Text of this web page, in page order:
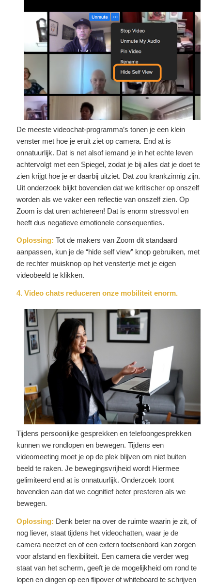
De meeste videochat-programma’s tonen je een klein
venster met hoe je eruit ziet op camera. End at is
onnatuurlijk. Dat is net alsof iemand je in het echte leven
achtervolgt met een Spiegel, zodat je bij alles dat je doet te
zien krijgt hoe je er daarbij uitziet. Dat zou krankzinnig zijn.
Uit onderzoek blijkt bovendien dat we kritischer op onszelf
worden als we vaker een reflectie van onszelf zien. Op
Zoom is dat uren achtereen! Dat is enorm stressvol en
heeft dus negatieve emotionele consequenties.
Oplossing: Tot de makers van Zoom dit standaard
aanpassen, kun je de “hide self view” knop gebruiken, met
de rechter muisknop op het venstertje met je eigen
videobeeld te klikken.
4. Video chats reduceren onze mobiliteit enorm.
Tijdens persoonlijke gesprekken en telefoongesprekken
kunnen we rondlopen en bewegen. Tijdens een
videomeeting moet je op de plek blijven om niet buiten
beeld te raken. Je bewegingsvrijheid wordt Hiermee
gelimiteerd end at is onnatuurlijk. Onderzoek toont
bovendien aan dat we cognitief beter presteren als we
bewegen.
Oplossing: Denk beter na over de ruimte waarin je zit, of
nog liever, staat tijdens het videochatten, waar je de
camera neerzet en of een extern toetsenbord kan zorgen
voor afstand en flexibiliteit. Een camera die verder weg
staat van het scherm, geeft je de mogelijkheid om rond te
lopen en dingen op een flipover of whiteboard te schrijven